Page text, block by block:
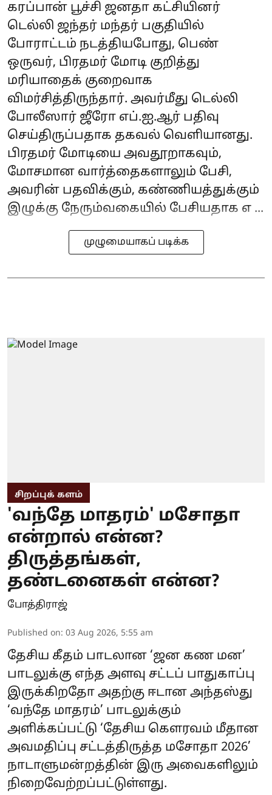
கரப்பான் பூச்சி ஜனதா கட்சியினர்
டெல்லி ஜந்தர் மந்தர் பகுதியில்
போராட்டம் நடத்தியபோது, பெண்
ஒருவர், பிரதமர் மோடி குறித்து
மரியாதைக் குறைவாக
விமர்சித்திருந்தார். அவர்மீது டெல்லி
போலீஸார் ஜீரோ எப்.ஐ.ஆர் பதிவு
செய்திருப்பதாக தகவல் வெளியானது.
பிரதமர் மோடியை அவதூறாகவும்,
மோசமான வார்த்தைகளாலும் பேசி,
அவரின் பதவிக்கும், கண்ணியத்துக்கும்
இழுக்கு நேரும்வகையில் பேசியதாக எ ...
முழுமையாகப் படிக்க
சிறப்புக் களம்
'வந்தே மாதரம்' மசோதா
என்றால் என்ன?
திருத்தங்கள்,
தண்டனைகள் என்ன?
போத்திராஜ்
Published on: 03 Aug 2026, 5:55 am
தேசிய கீதம் பாடலான ‘ஜன கண மன’
பாடலுக்கு எந்த அளவு சட்டப் பாதுகாப்பு
இருக்கிறதோ அதற்கு ஈடான அந்தஸ்து
‘வந்தே மாதரம்’ பாடலுக்கும்
அளிக்கப்பட்டு ‘தேசிய கெளரவம் மீதான
அவமதிப்பு சட்டத்திருத்த மசோதா 2026’
நாடாளுமன்றத்தின் இரு அவைகளிலும்
நிறைவேற்றப்பட்டுள்ளது.